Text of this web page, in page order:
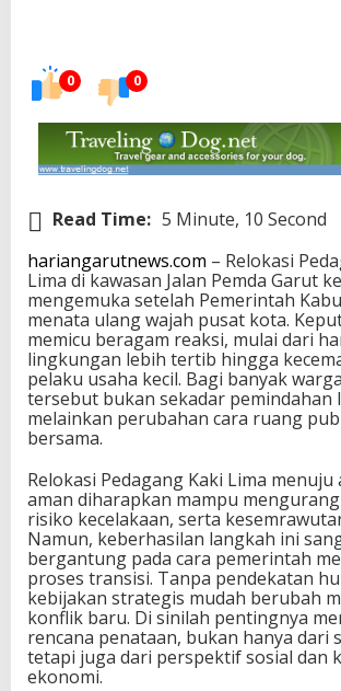
0 0
Read Time: 5 Minute, 10 Second
hariangarutnews.com – Relokasi
Lima di kawasan Jalan Pemda Garut
mengemuka setelah Pemerintah
menata ulang wajah pusat kota.
memicu beragam reaksi, mulai dari
lingkungan lebih tertib hingga
pelaku usaha kecil. Bagi banyak
tersebut bukan sekadar pemindahan
melainkan perubahan cara ruang
bersama.
Relokasi Pedagang Kaki Lima menuju
aman diharapkan mampu
risiko kecelakaan, serta
Namun, keberhasilan langkah ini
bergantung pada cara pemerintah
proses transisi. Tanpa pendekatan
kebijakan strategis mudah berubah
konflik baru. Di sinilah pentingnya
rencana penataan, bukan hanya dari
tetapi juga dari perspektif sosial dan
ekonomi.